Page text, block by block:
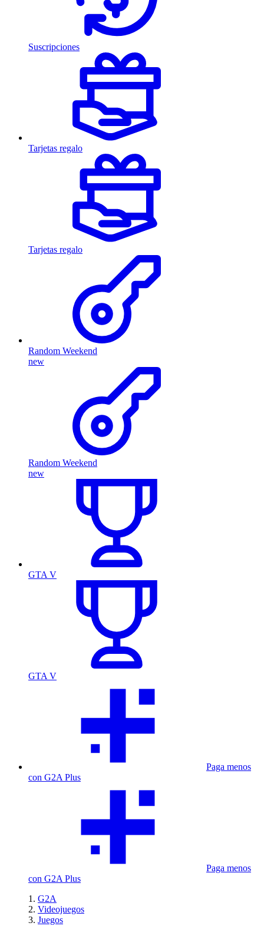
Suscripciones
Tarjetas regalo
Tarjetas regalo
Random Weekend
new
Random Weekend
new
GTA V
GTA V
Paga menos
con G2A Plus
Paga menos
con G2A Plus
G2A
Videojuegos
Juegos